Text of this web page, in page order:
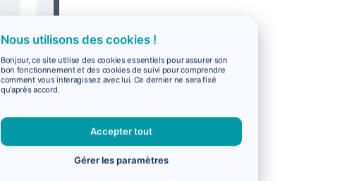
Nous utilisons des cookies !
Bonjour, ce site utilise des cookies essentiels pour assurer son
bon fonctionnement et des cookies de suivi pour comprendre
comment vous interagissez avec lui. Ce dernier ne sera fixé
qu'après accord.
Accepter tout
Gérer les paramètres